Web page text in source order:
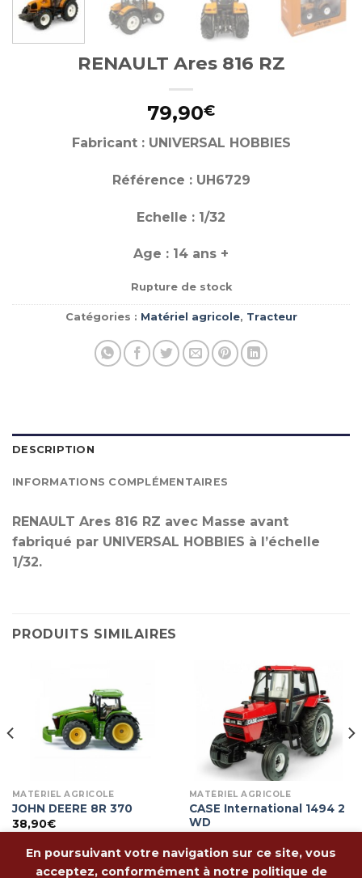
RENAULT Ares 816 RZ
79,90€
Fabricant : UNIVERSAL HOBBIES
Référence : UH6729
Echelle : 1/32
Age : 14 ans +
Rupture de stock
Catégories : Matériel agricole, Tracteur
DESCRIPTION
INFORMATIONS COMPLÉMENTAIRES
RENAULT Ares 816 RZ avec Masse avant
fabriqué par UNIVERSAL HOBBIES à l’échelle
1/32.
PRODUITS SIMILAIRES
MATÉRIEL AGRICOLE
JOHN DEERE 8R 370
38,90€
MATÉRIEL AGRICOLE
CASE International 1494 2
WD
En poursuivant votre navigation sur ce site, vous
acceptez, conformément à notre politique de